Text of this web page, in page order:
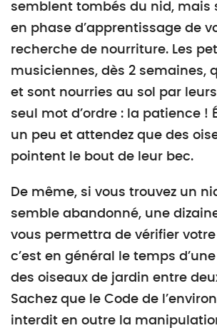
semblent tombés du nid, mais
en phase d’apprentissage de
recherche de nourriture. Les
musiciennes, dès 2 semaines,
et sont nourries au sol par
seul mot d’ordre : la patience !
un peu et attendez que des
pointent le bout de leur bec.
De même, si vous trouvez un
semble abandonné, une
vous permettra de vérifier
c’est en général le temps
des oiseaux de jardin entre
Sachez que le Code de
interdit en outre la